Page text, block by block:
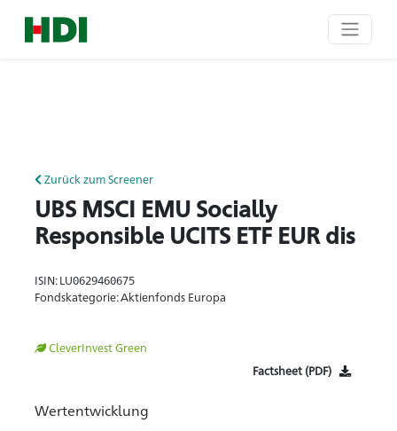
Zurück zum Screener
UBS MSCI EMU Socially
Responsible UCITS ETF EUR dis
ISIN: LU0629460675
Fondskategorie: Aktienfonds Europa
CleverInvest Green
Factsheet (PDF)
Wertentwicklung